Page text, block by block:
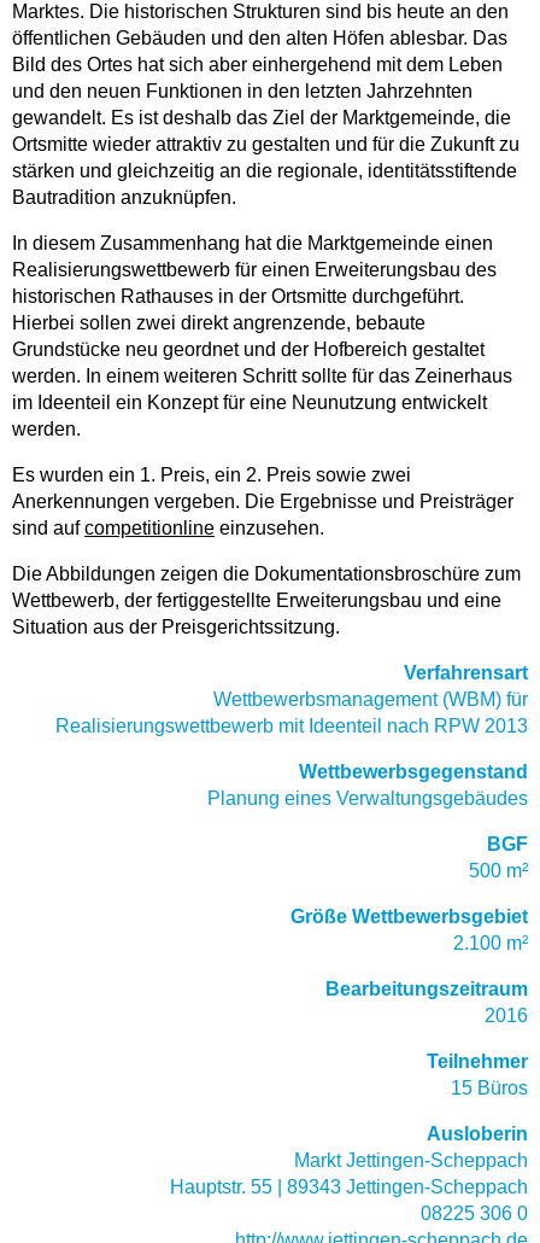
Marktes. Die historischen Strukturen sind bis heute an den
öffentlichen Gebäuden und den alten Höfen ablesbar. Das
Bild des Ortes hat sich aber einhergehend mit dem Leben
und den neuen Funktionen in den letzten Jahrzehnten
gewandelt. Es ist deshalb das Ziel der Marktgemeinde, die
Ortsmitte wieder attraktiv zu gestalten und für die Zukunft zu
stärken und gleichzeitig an die regionale, identitätsstiftende
Bautradition anzuknüpfen.
In diesem Zusammenhang hat die Marktgemeinde einen
Realisierungswettbewerb für einen Erweiterungsbau des
historischen Rathauses in der Ortsmitte durchgeführt.
Hierbei sollen zwei direkt angrenzende, bebaute
Grundstücke neu geordnet und der Hofbereich gestaltet
werden. In einem weiteren Schritt sollte für das Zeinerhaus
im Ideenteil ein Konzept für eine Neunutzung entwickelt
werden.
Es wurden ein 1. Preis, ein 2. Preis sowie zwei
Anerkennungen vergeben. Die Ergebnisse und Preisträger
sind aufcompetitionline einzusehen.
Die Abbildungen zeigen die Dokumentationsbroschüre zum
Wettbewerb, der fertiggestellte Erweiterungsbau und eine
Situation aus der Preisgerichtssitzung.
Verfahrensart
Wettbewerbsmanagement (WBM) für
Realisierungswettbewerb mit Ideenteil nach RPW 2013
Wettbewerbsgegenstand
Planung eines Verwaltungsgebäudes
BGF
500 m²
Größe Wettbewerbsgebiet
2.100 m²
Bearbeitungszeitraum
2016
Teilnehmer
15 Büros
Ausloberin
Markt Jettingen-Scheppach
Hauptstr. 55 | 89343 Jettingen-Scheppach
08225 306 0